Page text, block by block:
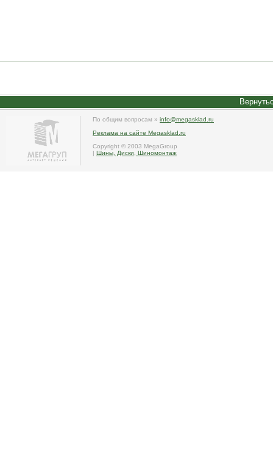
По общим вопросам » info@megasklad.ru
Реклама на сайте Megasklad.ru
Copyright © 2003 MegaGroup
| Шины, Диски, Шиномонтаж